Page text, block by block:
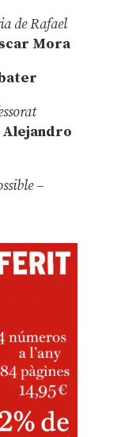
de Rafael
Mora
Alejandro
–